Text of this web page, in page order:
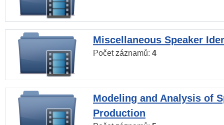
Miscellaneous Speaker
Počet záznamů: 4
Modeling and Analysis of
Production